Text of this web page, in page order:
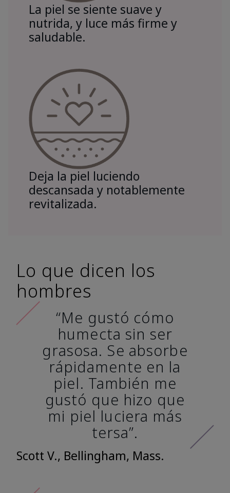
La piel se siente suave y
nutrida, y luce más firme y
saludable.
Deja la piel luciendo
descansada y notablemente
revitalizada.
Lo que dicen los
hombres
“Me gustó cómo
humecta sin ser
grasosa. Se absorbe
rápidamente en la
piel. También me
gustó que hizo que
mi piel luciera más
tersa”.
Scott V., Bellingham, Mass.